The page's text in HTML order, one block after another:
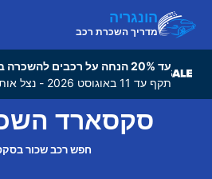
הונגריה
מדריך השכרת רכב
עד 20% הנחה על רכבים להשכרה ברחבי העולם
תקף עד 11 באוגוסט 2026 - נצל אותו עוד היום!
סקסארד
חפש רכב שכור